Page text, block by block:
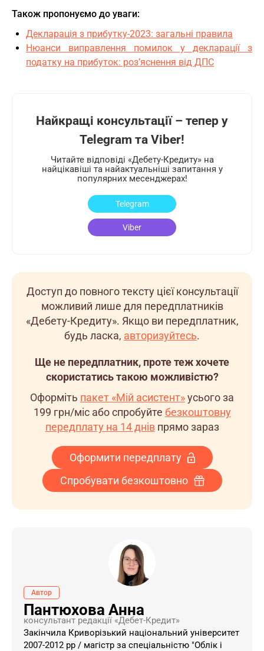
Також пропонуємо до уваги:
Декларація з прибутку-2023: загальні правила
Нюанси виправлення помилок у декларації з
податку на прибуток: розʼяснення від ДПС
Найкращі консультації – тепер у
Telegram та Viber!
Читайте відповіді «Дебету-Кредиту» на
найцікавіші та найактуальніші запитання у
популярних месенджерах!
Telegram
Viber
Доступ до повного тексту цієї консультації
можливий лише для передплатників
«Дебету-Кредиту». Якщо ви передплатник,
будь ласка, авторизуйтесь.
Ще не передплатник, проте теж хочете
скористатись такою можливістю?
Оформіть пакет «Мій асистент»усього за
199 грн/місабо спробуйте безкоштовну
передплату на 14 днівпрямо зараз
Оформити передплату
Спробувати безкоштовно
Автор
Пантюхова Анна
консультант редакції «Дебет-Кредит»
Закінчила Криворізький національний університет
2007-2012 рр / магістр за спеціальністю "Облік і